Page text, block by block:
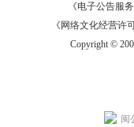
《电子公告服务
《网络文化经营许
Copyright ©
闽